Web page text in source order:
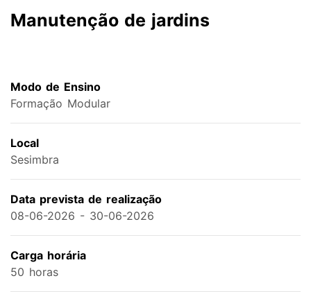
Manutenção de jardins
Modo de Ensino
Formação Modular
Local
Sesimbra
Data prevista de realização
08-06-2026 - 30-06-2026
Carga horária
50 horas